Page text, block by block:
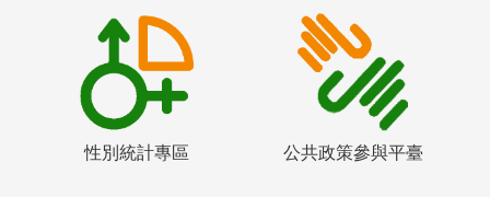
性別統計專區 公共政策參與平臺